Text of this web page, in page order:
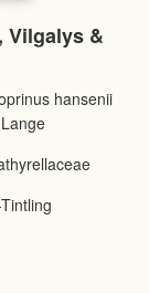
Vilgalys &
hansenii